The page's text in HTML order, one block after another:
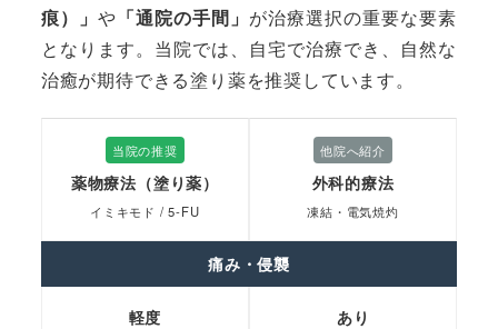
痕）」 や 「通院の手間」 が治療選択の重要な要素
となります。当院では、自宅で治療でき、自然な
治癒が期待できる塗り薬を推奨しています。
当院の推奨
薬物療法（塗り薬）
イミキモド / 5-FU
他院へ紹介
外科的療法
凍結・電気焼灼
痛み・侵襲
軽度 あり